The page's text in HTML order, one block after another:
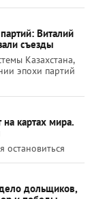
Виталий
съезды
Казахстана,
эпохи партий
картах мира.
остановиться
дольщиков,